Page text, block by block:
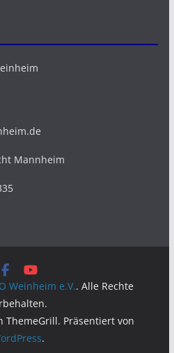
Mannheim
Weinheim e.V.. Alle Rechte
ThemeGrill. Präsentiert von
.